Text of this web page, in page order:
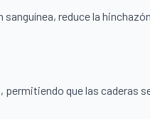
reduce la
que las caderas